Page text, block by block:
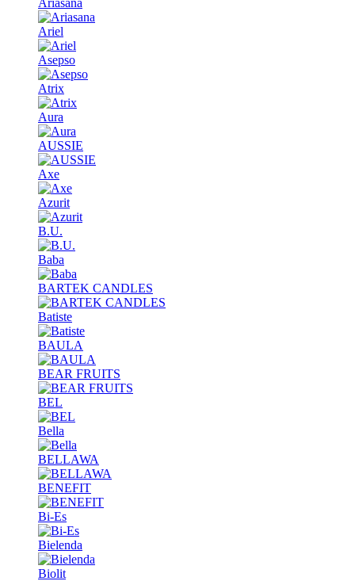
Ariasana
Ariel
Asepso
Atrix
Aura
AUSSIE
Axe
Azurit
B.U.
Baba
BARTEK CANDLES
Batiste
BAULA
BEAR FRUITS
BEL
Bella
BELLAWA
BENEFIT
Bi-Es
Bielenda
Biolit